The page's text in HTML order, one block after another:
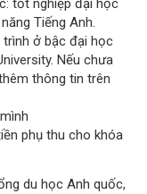
tốt nghiệp đại học
Tiếng Anh.
ở bậc đại học
Nếu chưa
thông tin trên
phụ thu cho khóa
du học Anh quốc,